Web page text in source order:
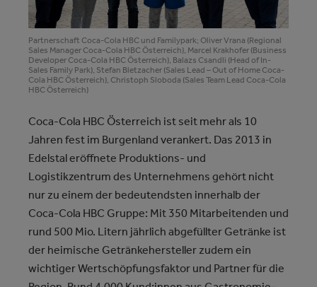
Partnerschaft Coca-Cola HBC und Familypark; Oliver Vrana (Regional
Sales Manager Coca-Cola HBC Österreich), Marcel Krakhofer (Business
Developer Coca-Cola HBC Österreich), Balazs Csandli (Head of In-
Sales Family Park), Stefan Bletzacher (Sales Lead – Out of Home Coca-
Cola HBC Österreich), Christoph Sloboda (Sales Team Lead Coca-Cola
HBC Österreich)
Coca-Cola HBC Österreich ist seit mehr als 10
Jahren fest im Burgenland verankert. Das 2013 in
Edelstal eröffnete Produktions- und
Logistikzentrum des Unternehmens gehört nicht
nur zu einem der bedeutendsten innerhalb der
Coca-Cola HBC Gruppe: Mit 350 Mitarbeitenden und
rund 500 Mio. Litern jährlich abgefüllter Getränke ist
der heimische Getränkehersteller zudem ein
wichtiger Wertschöpfungsfaktor und Partner für die